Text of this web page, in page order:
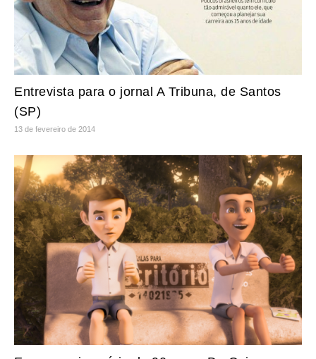
Entrevista para o jornal A Tribuna, de Santos
(SP)
13 de fevereiro de 2014